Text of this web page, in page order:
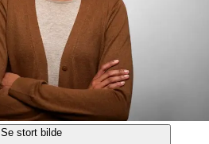
Se stort bilde